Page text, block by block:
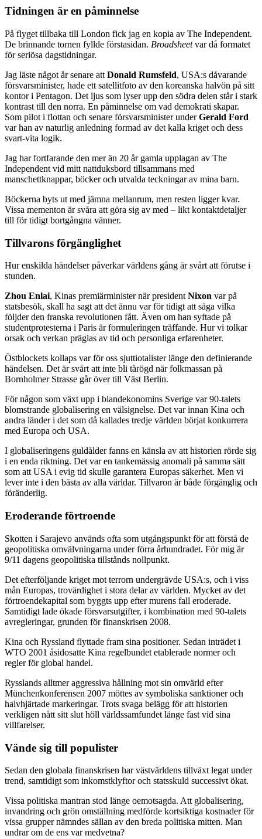
Tidningen är en påminnelse
På flyget tillbaka till London fick jag en kopia av The Independent.
De brinnande tornen fyllde förstasidan. Broadsheetvar då formatet
för seriösa dagstidningar.
Jag läste något år senare att Donald Rumsfeld, USA:s dåvarande
försvarsminister, hade ett satellitfoto av den koreanska halvön på sitt
kontor i Pentagon. Det ljus som lyser upp den södra delen står i stark
kontrast till den norra. En påminnelse om vad demokrati skapar.
Som pilot i flottan och senare försvarsminister underGerald Ford
var han av naturlig anledning formad av det kalla kriget och dess
svart-vita logik.
Jag har fortfarande den mer än 20 år gamla upplagan av The
Independent vid mitt nattduksbord tillsammans med
manschettknappar, böcker och utvalda teckningar av mina barn.
Böckerna byts ut med jämna mellanrum, men resten ligger kvar.
Vissa mementon är svåra att göra sig av med – likt kontaktdetaljer
till för tidigt bortgångna vänner.
Tillvarons förgänglighet
Hur enskilda händelser påverkar världens gång är svårt att förutse i
stunden.
Zhou Enlai, Kinas premiärminister när president Nixon var på
statsbesök, skall ha sagt att det ännu var för tidigt att säga vilka
följder den franska revolutionen fått. Även om han syftade på
studentprotesterna i Paris är formuleringen träffande. Hur vi tolkar
orsak och verkan präglas av tid och personliga erfarenheter.
Östblockets kollaps var för oss sjuttiotalister länge den definierande
händelsen. Det är svårt att inte bli tårögd när folkmassan på
Bornholmer Strasse går över till Väst Berlin.
För någon som växt upp i blandekonomins Sverige var 90-talets
blomstrande globalisering en välsignelse. Det var innan Kina och
andra länder i det som då kallades tredje världen börjat konkurrera
med Europa och USA.
I globaliseringens guldålder fanns en känsla av att historien rörde sig
i en enda riktning. Det var en tankemässig anomali på samma sätt
som att USA i evig tid skulle garantera Europas säkerhet. Men vi
lever inte i den bästa av alla världar. Tillvaron är både förgänglig och
föränderlig.
Eroderande förtroende
Skotten i Sarajevo används ofta som utgångspunkt för att förstå de
geopolitiska omvälvningarna under förra århundradet. För mig är
9/11 dagens geopolitiska tillstånds nollpunkt.
Det efterföljande kriget mot terrorn undergrävde USA:s, och i viss
mån Europas, trovärdighet i stora delar av världen. Mycket av det
förtroendekapital som byggts upp efter murens fall eroderade.
Samtidigt lade ökade försvarsutgifter, i kombination med 90-talets
avregleringar, grunden för finanskrisen 2008.
Kina och Ryssland flyttade fram sina positioner. Sedan inträdet i
WTO 2001 åsidosatte Kina regelbundet etablerade normer och
regler för global handel.
Rysslands alltmer aggressiva hållning mot sin omvärld efter
Münchenkonferensen 2007 möttes av symboliska sanktioner och
halvhjärtade markeringar. Trots svaga belägg för att historien
verkligen nått sitt slut höll världssamfundet länge fast vid sina
villfarelser.
Vände sig till populister
Sedan den globala finanskrisen har västvärldens tillväxt legat under
trend, samtidigt som inkomstklyftor och statsskuld successivt ökat.
Vissa politiska mantran stod länge oemotsagda. Att globalisering,
invandring och grön omställning medförde kortsiktiga kostnader för
vissa grupper nämndes sällan av den breda politiska mitten. Man
undrar om de ens var medvetna?